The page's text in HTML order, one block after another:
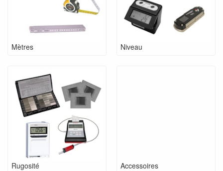
Mètres Niveau
Rugosité Accessoires